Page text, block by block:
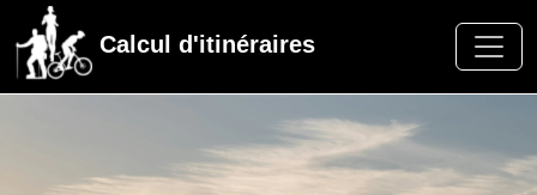
Calcul d'itinéraires